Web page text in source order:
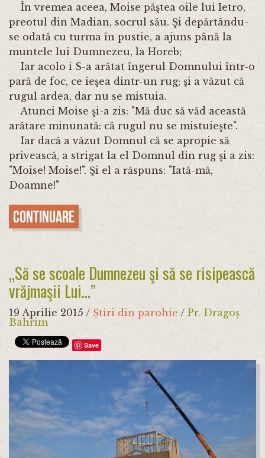
În vremea aceea, Moise păştea oile lui Ietro,
preotul din Madian, socrul său. Şi depărtându-
se odată cu turma în pustie, a ajuns până la
muntele lui Dumnezeu, la Horeb;
Iar acolo i S-a arătat îngerul Domnului într-o
pară de foc, ce ieşea dintr-un rug; şi a văzut că
rugul ardea, dar nu se mistuia.
Atunci Moise şi-a zis: "Mă duc să văd această
arătare minunată: că rugul nu se mistuieşte".
Iar dacă a văzut Domnul că se apropie să
privească, a strigat la el Domnul din rug şi a zis:
"Moise! Moise!". Şi el a răspuns: "Iată-mă,
Doamne!"
Continuare
„Să se scoale Dumnezeu şi să se risipească
vrăjmaşii Lui...”
19 Aprilie 2015 / Știri din parohie / Pr. Dragoș
Bahrim
Save